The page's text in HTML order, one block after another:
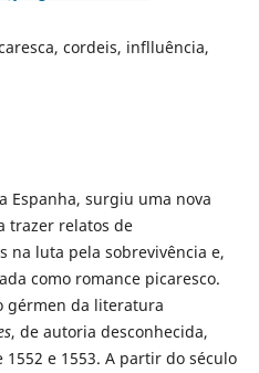
cordeis, inflluência,
Espanha, surgiu uma nova
trazer relatos de
na luta pela sobrevivência e,
como romance picaresco.
gérmen da literatura
, de autoria desconhecida,
e 1553. A partir do século